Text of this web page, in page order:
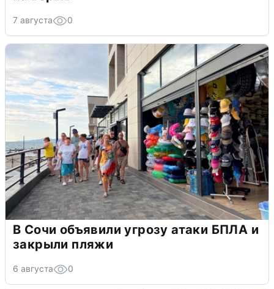
7 августа 0
В Сочи объявили угрозу атаки БПЛА и
закрыли пляжи
6 августа 0